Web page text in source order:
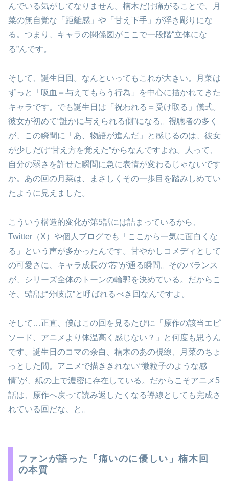
んでいる気がしてなりません。楠木だけ痛がることで、月
菜の無自覚な「距離感」や「甘え下手」が浮き彫りにな
る。つまり、キャラの関係図がここで一段階“立体にな
る”んです。
そして、誕生日回。なんといってもこれが大きい。月菜は
ずっと「吸血＝与えてもらう行為」を中心に描かれてきた
キャラです。でも誕生日は「祝われる＝受け取る」儀式。
彼女が初めて“誰かに与えられる側”になる。視聴者の多く
が、この瞬間に「あ、物語が進んだ」と感じるのは、彼女
が少しだけ“甘え方を覚えた”からなんですよね。人って、
自分の弱さを許せた瞬間に急に表情が変わるじゃないです
か。あの回の月菜は、まさしくその一歩目を踏みしめてい
たように見えました。
こういう構造的変化が第5話には詰まっているから、
Twitter（X）や個人ブログでも「ここから一気に面白くな
る」という声が多かったんです。甘やかしコメディとして
の可愛さに、キャラ成長の“芯”が通る瞬間。そのバランス
が、シリーズ全体のトーンの輪郭を決めている。だからこ
そ、5話は“分岐点”と呼ばれるべき回なんですよ。
そして…正直、僕はこの回を見るたびに「原作の該当エピ
ソード、アニメより体温高く感じない？」と何度も思うん
です。誕生日のコマの余白、楠木のあの視線、月菜のちょ
っとした間。アニメで描ききれない“微粒子のような感
情”が、紙の上で濃密に存在している。だからこそアニメ5
話は、原作へ戻って読み返したくなる導線としても完成さ
れている回だな、と。
ファンが語った「痛いのに優しい」楠木回
の本質